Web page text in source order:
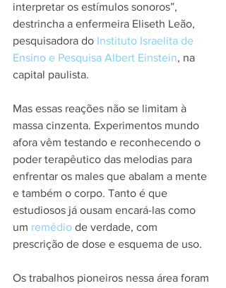
interpretar os estímulos sonoros”,
destrincha a enfermeira Eliseth Leão,
pesquisadora do Instituto Israelita de
Ensino e Pesquisa Albert Einstein, na
capital paulista.
Mas essas reações não se limitam à
massa cinzenta. Experimentos mundo
afora vêm testando e reconhecendo o
poder terapêutico das melodias para
enfrentar os males que abalam a mente
e também o corpo. Tanto é que
estudiosos já ousam encará-las como
um remédio de verdade, com
prescrição de dose e esquema de uso.
Os trabalhos pioneiros nessa área foram